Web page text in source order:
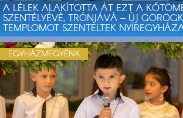
A LÉLEK ALAKÍTOTTA ÁT EZT A
SZENTÉLYÉVÉ, TRÓNJÁVÁ – ÚJ
TEMPLOMOT SZENTELTEK
EGYHÁZMEGYÉNK